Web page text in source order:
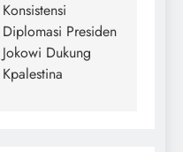
Konsistensi
Diplomasi Presiden
Jokowi Dukung
Kpalestina